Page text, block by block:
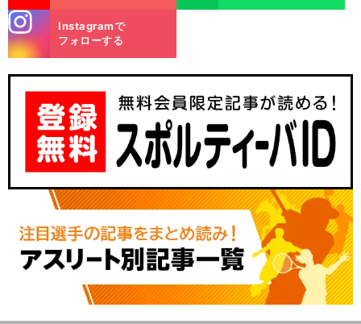
m
Instagramで
フォローする